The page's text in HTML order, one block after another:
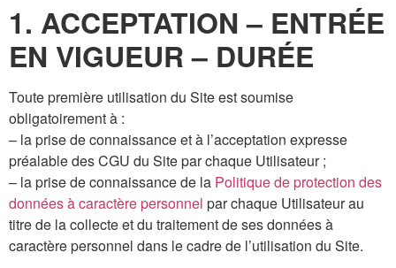
1. ACCEPTATION – ENTRÉE
EN VIGUEUR – DURÉE
Toute première utilisation du Site est soumise
obligatoirement à :
– la prise de connaissance et à l’acceptation expresse
préalable des CGU du Site par chaque Utilisateur ;
– la prise de connaissance de la Politique de protection des
données à caractère personnel par chaque Utilisateur au
titre de la collecte et du traitement de ses données à
caractère personnel dans le cadre de l’utilisation du Site.